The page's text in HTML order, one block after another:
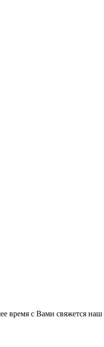
время с Вами свяжется наш